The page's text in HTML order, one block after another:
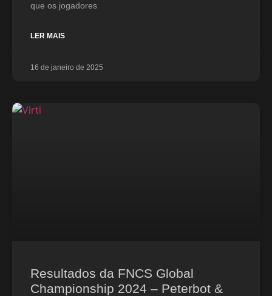
que os jogadores
LER MAIS
16 de janeiro de 2025
Resultados da FNCS Global
Championship 2024 – Peterbot &